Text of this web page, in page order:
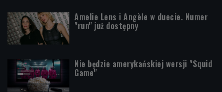
Amelie Lens i Angèle w duecie. Numer
"run" już dostępny
Nie będzie amerykańskiej wersji "Squid
Game"